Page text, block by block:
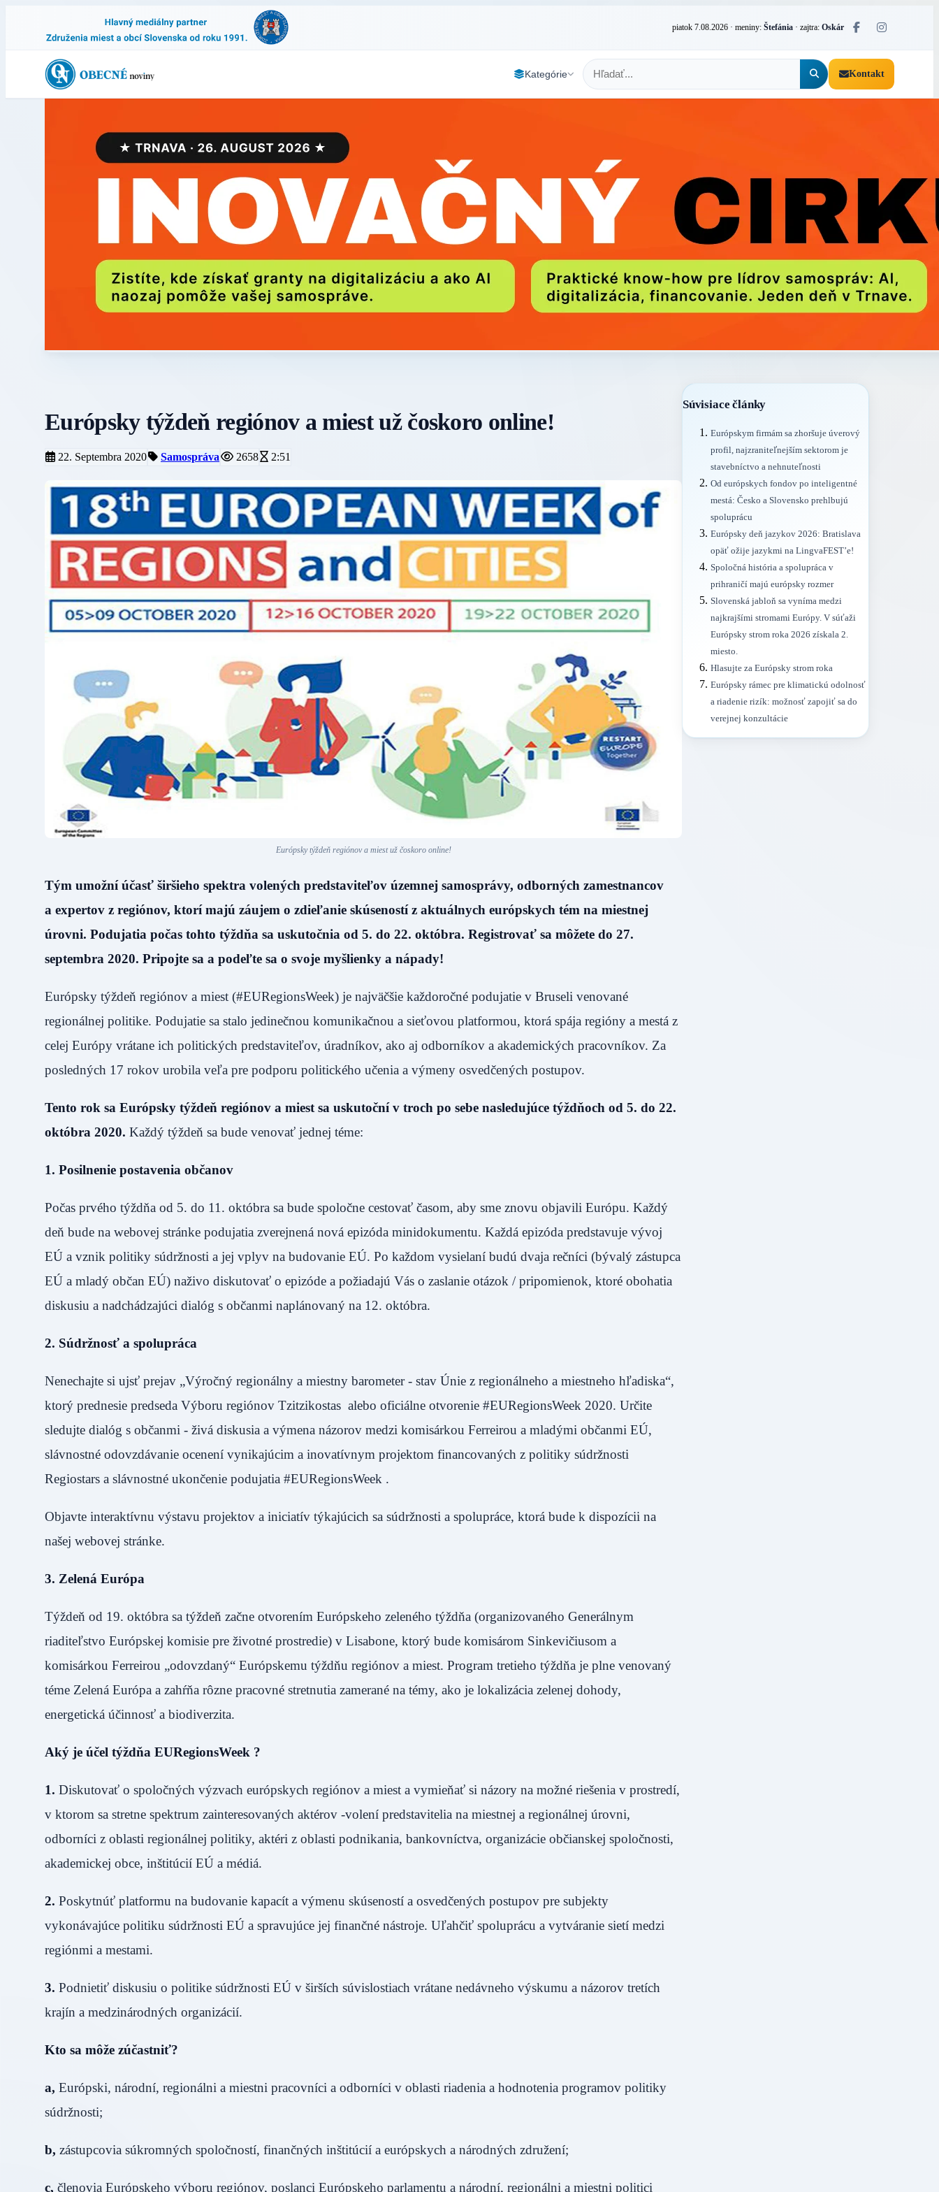
piatok 7.08.2026 · meniny: Štefánia · zajtra: Oskár
Kategórie Kontakt
Európsky týždeň regiónov a miest už čoskoro online!
22. Septembra 2020 Samospráva 2658 2:51
Európsky týždeň regiónov a miest už čoskoro online!
Tým umožní účasť širšieho spektra volených predstaviteľov územnej samosprávy, odborných zamestnancov
a expertov z regiónov, ktorí majú záujem o zdieľanie skúseností z aktuálnych európskych tém na miestnej
úrovni. Podujatia počas tohto týždňa sa uskutočnia od 5. do 22. októbra. Registrovať sa môžete do 27.
septembra 2020. Pripojte sa a podeľte sa o svoje myšlienky a nápady!
Európsky týždeň regiónov a miest (#EURegionsWeek) je najväčšie každoročné podujatie v Bruseli venované
regionálnej politike. Podujatie sa stalo jedinečnou komunikačnou a sieťovou platformou, ktorá spája regióny a mestá z
celej Európy vrátane ich politických predstaviteľov, úradníkov, ako aj odborníkov a akademických pracovníkov. Za
posledných 17 rokov urobila veľa pre podporu politického učenia a výmeny osvedčených postupov.
Tento rok sa Európsky týždeň regiónov a miest sa uskutoční v troch po sebe nasledujúce týždňoch od 5. do 22.
októbra 2020. Každý týždeň sa bude venovať jednej téme:
1. Posilnenie postavenia občanov
Počas prvého týždňa od 5. do 11. októbra sa bude spoločne cestovať časom, aby sme znovu objavili Európu. Každý
deň bude na webovej stránke podujatia zverejnená nová epizóda minidokumentu. Každá epizóda predstavuje vývoj
EÚ a vznik politiky súdržnosti a jej vplyv na budovanie EÚ. Po každom vysielaní budú dvaja rečníci (bývalý zástupca
EÚ a mladý občan EÚ) naživo diskutovať o epizóde a požiadajú Vás o zaslanie otázok / pripomienok, ktoré obohatia
diskusiu a nadchádzajúci dialóg s občanmi naplánovaný na 12. októbra.
2. Súdržnosť a spolupráca
Nenechajte si ujsť prejav „Výročný regionálny a miestny barometer - stav Únie z regionálneho a miestneho hľadiska“,
ktorý prednesie predseda Výboru regiónov Tzitzikostas alebo oficiálne otvorenie #EURegionsWeek 2020. Určite
sledujte dialóg s občanmi - živá diskusia a výmena názorov medzi komisárkou Ferreirou a mladými občanmi EÚ,
slávnostné odovzdávanie ocenení vynikajúcim a inovatívnym projektom financovaných z politiky súdržnosti
Regiostars a slávnostné ukončenie podujatia #EURegionsWeek .
Objavte interaktívnu výstavu projektov a iniciatív týkajúcich sa súdržnosti a spolupráce, ktorá bude k dispozícii na
našej webovej stránke.
3. Zelená Európa
Týždeň od 19. októbra sa týždeň začne otvorením Európskeho zeleného týždňa (organizovaného Generálnym
riaditeľstvo Európskej komisie pre životné prostredie) v Lisabone, ktorý bude komisárom Sinkevičiusom a
komisárkou Ferreirou „odovzdaný“ Európskemu týždňu regiónov a miest. Program tretieho týždňa je plne venovaný
téme Zelená Európa a zahŕňa rôzne pracovné stretnutia zamerané na témy, ako je lokalizácia zelenej dohody,
energetická účinnosť a biodiverzita.
Aký je účel týždňa EURegionsWeek ?
1. Diskutovať o spoločných výzvach európskych regiónov a miest a vymieňať si názory na možné riešenia v prostredí,
v ktorom sa stretne spektrum zainteresovaných aktérov -volení predstavitelia na miestnej a regionálnej úrovni,
odborníci z oblasti regionálnej politiky, aktéri z oblasti podnikania, bankovníctva, organizácie občianskej spoločnosti,
akademickej obce, inštitúcií EÚ a médiá.
2. Poskytnúť platformu na budovanie kapacít a výmenu skúseností a osvedčených postupov pre subjekty
vykonávajúce politiku súdržnosti EÚ a spravujúce jej finančné nástroje. Uľahčiť spoluprácu a vytváranie sietí medzi
regiónmi a mestami.
3. Podnietiť diskusiu o politike súdržnosti EÚ v širších súvislostiach vrátane nedávneho výskumu a názorov tretích
krajín a medzinárodných organizácií.
Kto sa môže zúčastniť?
a, Európski, národní, regionálni a miestni pracovníci a odborníci v oblasti riadenia a hodnotenia programov politiky
súdržnosti;
b, zástupcovia súkromných spoločností, finančných inštitúcií a európskych a národných združení;
c, členovia Európskeho výboru regiónov, poslanci Európskeho parlamentu a národní, regionálni a miestni politici
Súvisiace články
Európskym firmám sa zhoršuje úverový
profil, najzraniteľnejším sektorom je
stavebníctvo a nehnuteľnosti
Od európskych fondov po inteligentné
mestá: Česko a Slovensko prehlbujú
spoluprácu
Európsky deň jazykov 2026: Bratislava
opäť ožije jazykmi na LingvaFEST’e!
Spoločná história a spolupráca v
prihraničí majú európsky rozmer
Slovenská jabloň sa vyníma medzi
najkrajšími stromami Európy. V súťaži
Európsky strom roka 2026 získala 2.
miesto.
Hlasujte za Európsky strom roka
Európsky rámec pre klimatickú odolnosť
a riadenie rizík: možnosť zapojiť sa do
verejnej konzultácie